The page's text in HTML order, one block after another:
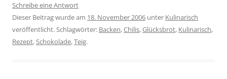
Schreibe eine Antwort
Dieser Beitrag wurde am 18. November 2006 unter Kulinarisch
veröffentlicht. Schlagwörter: Backen,Chilis,Glücksbrot, Kulinarisch,
Rezept,Schokolade,Teig.